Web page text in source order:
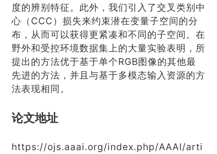
度的辨别特征。此外，我们引入了交叉类别中
心（CCC）损失来约束潜在变量子空间的分
布，从而可以获得更紧凑和不同的子空间。在
野外和受控环境数据集上的大量实验表明，所
提出的方法优于基于单个RGB图像的其他最
先进的方法，并且与基于多模态输入资源的方
法表现相同。
论文地址
https://ojs.aaai.org/index.php/AAAI/arti